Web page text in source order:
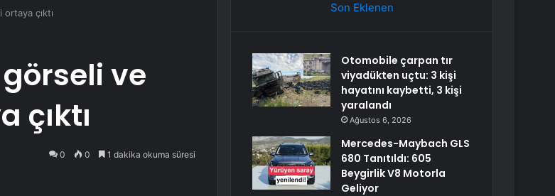
çıktı
ve
çıktı
0 0 1 dakika okuma süresi
Son Eklenen
Otomobile çarpan tır
viyadükten uçtu: 3 kişi
hayatını kaybetti, 3 kişi
yaralandı
Ağustos 6, 2026
Mercedes-Maybach GLS
680 Tanıtıldı: 605
Beygirlik V8 Motorla
Geliyor